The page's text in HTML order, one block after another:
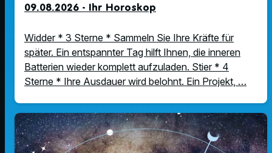
09.08.2026 - Ihr Horoskop
Widder * 3 Sterne * Sammeln Sie Ihre Kräfte für
später. Ein entspannter Tag hilft Ihnen, die inneren
Batterien wieder komplett aufzuladen. Stier * 4
Sterne * Ihre Ausdauer wird belohnt. Ein Projekt, …